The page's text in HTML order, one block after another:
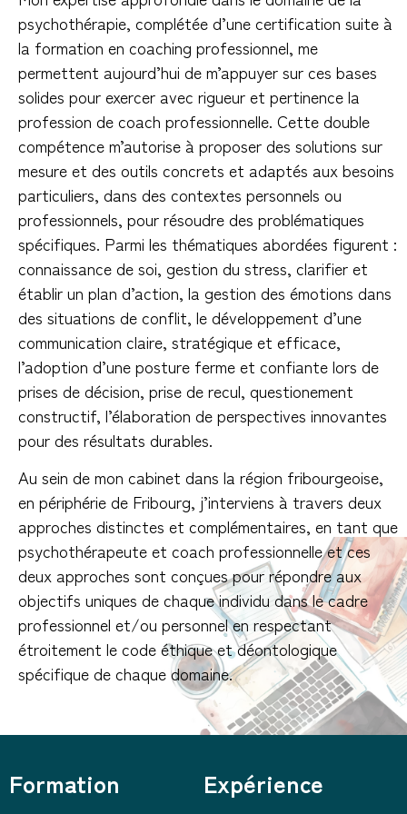
psychothérapie, complétée d’une certification suite à
la formation en coaching professionnel, me
permettent aujourd’hui de m’appuyer sur ces bases
solides pour exercer avec rigueur et pertinence la
profession de coach professionnelle. Cette double
compétence m’autorise à proposer des solutions sur
mesure et des outils concrets et adaptés aux besoins
particuliers, dans des contextes personnels ou
professionnels, pour résoudre des problématiques
spécifiques. Parmi les thématiques abordées figurent :
connaissance de soi, gestion du stress, clarifier et
établir un plan d’action, la gestion des émotions dans
des situations de conflit, le développement d’une
communication claire, stratégique et efficace,
l’adoption d’une posture ferme et confiante lors de
prises de décision, prise de recul, questionement
constructif, l’élaboration de perspectives innovantes
pour des résultats durables.
Au sein de mon cabinet dans la région fribourgeoise,
en périphérie de Fribourg, j’interviens à travers deux
approches distinctes et complémentaires, en tant que
psychothérapeute et coach professionnelle et ces
deux approches sont conçues pour répondre aux
objectifs uniques de chaque individu dans le cadre
professionnel et/ou personnel en respectant
étroitement le code éthique et déontologique
spécifique de chaque domaine.
Formation Expérience